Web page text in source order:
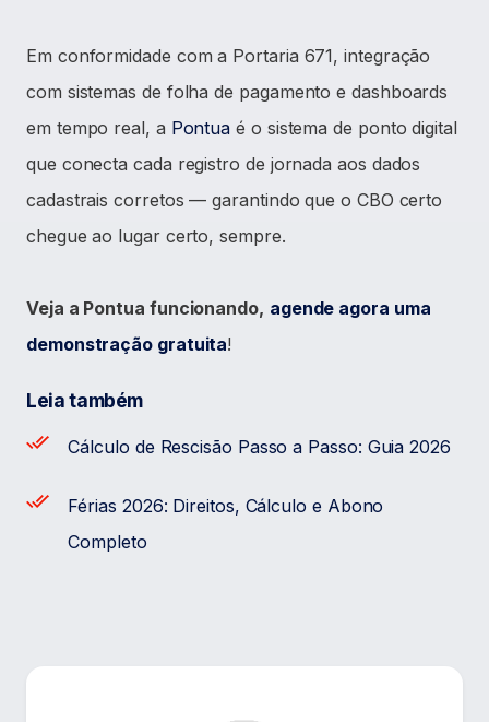
Em conformidade com a Portaria 671, integração
com sistemas de folha de pagamento e dashboards
em tempo real, a Pontua é o sistema de ponto digital
que conecta cada registro de jornada aos dados
cadastrais corretos — garantindo que o CBO certo
chegue ao lugar certo, sempre.
Veja a Pontua funcionando, agende agora uma
demonstração gratuita!
Leia também
Cálculo de Rescisão Passo a Passo: Guia 2026
Férias 2026: Direitos, Cálculo e Abono
Completo